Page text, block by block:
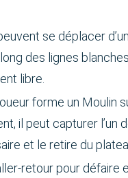
se déplacer
des lignes
libre.
forme un Moulin
il peut capturer l’un
et le retire du
retour pour défaire